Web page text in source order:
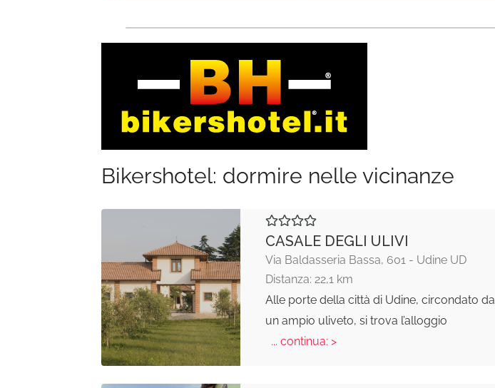
Bikershotel: dormire nelle vicinanze
CASALE DEGLI ULIVI
Via Baldasseria Bassa, 601 - Udine UD
Distanza: 22,1 km
Alle porte della città di Udine, circondato da
un ampio uliveto, si trova l’alloggio
... continua: >